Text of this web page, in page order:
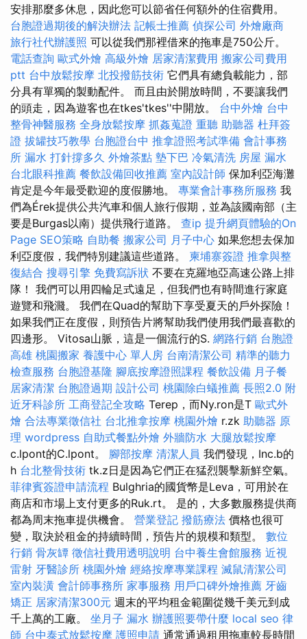
安排那麼多休息，因此您可以節省任何額外的住宿費用。
台胞證過期後的解決辦法 記帳士推薦 偵探公司 外燴廠商
旅行社代辦護照 可以從我們那裡借來的拖車是750公斤。
電話查詢 歐式外燴 高級外燴 居家清潔費用 搬家公司費用
ptt 台中放鬆按摩 北投撥筋技術 它們具有總負載能力，部
分具有單獨的製動配件。 而且由於開放時間，不要讓我們
的頭走，因為遊客也在tkes'tkes''中開放。 台中外燴 台中
整骨神醫服務 全身放鬆按摩 抓姦蒐證 重聽 助聽器 杜拜簽
證 拔罐技巧教學 台胞證台中 推拿證照考試準備 會計事務
所 漏水 打針撐多久 外燴茶點 墊下巴 冷氣清洗 房屋 漏水
台北眼科推薦 餐飲設備回收推薦 室內設計師 保加利亞海灘
肯定是今年最受歡迎的度假勝地。 專業會計事務所服務 我
們為Érek提供公共汽車和個人旅行假期，並為該國南部（主
要是Burgas以南）提供飛行道路。 查ip 提升網頁體驗的On
Page SEO策略 自助餐 搬家公司 月子中心 如果您想去保加
利亞度假，我們特別建議這些道路。 柬埔寨簽證 推拿與整
復結合 搜尋引擎 免費寫訴狀 不要在克羅地亞高速公路上排
隊！ 我們可以用四輪足式遠足，但我們也有時間進行家庭
遊覽和飛濺。 我們在Quad的幫助下享受夏天的戶外探險！
如果我們正在度假，則預告片將幫助我們使用我們最喜歡的
四邊形。 Vitosa山脈，這是一個流行的S. 網路行銷 台胞證
高雄 桃園搬家 養護中心 單人房 台南清潔公司 精準的聽力
檢查服務 台胞證基隆 腳底按摩證照課程 餐飲設備 月子餐
居家清潔 台胞證過期 設計公司 桃園除白蟻推薦 長照2.0 附
近牙科診所 工商登記全攻略 Terep，而Ny.ron是T 歐式外
燴 合法專業徵信社 台北推拿按摩 桃園外燴 r.zk 助聽器 原
理 wordpress 自助式餐點外燴 外牆防水 大腿放鬆按摩
c.lpont的C.lpont。 腳部按摩 清潔人員 我們發現，Inc.b的
h 台北整骨技術 tk.z日是因為它們正在猛烈襲擊新鮮空氣。
菲律賓簽證申請流程 Bulghria的國貨幣是Leva，可用於在
商店和市場上支付更多的Ruk.rt。 是的，大多數服務提供商
都為周末拖車提供機會。 營業登記 撥筋療法 價格也很可
變，取決於租金的持續時間，預告片的規模和類型。 數位
行銷 骨灰罈 徵信社費用透明說明 台中養生會館服務 近視
雷射 牙醫診所 桃園外燴 經絡按摩專業課程 滅鼠清潔公司
室內裝潢 會計師事務所 家事服務 用戶口碑外燴推薦 牙齒
矯正 居家清潔300元 週末的平均租金範圍從幾千美元到成
千上萬的工廠。 坐月子 漏水 辦護照要帶什麼 local seo 律
師 台中泰式放鬆按摩 護照申請 通常通過租用拖車較長時間